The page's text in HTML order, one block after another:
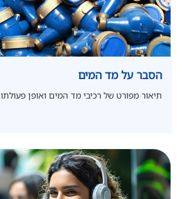
הסבר על מד המים
תיאור מפורט של רכיבי מד המים ואופן פעולתו